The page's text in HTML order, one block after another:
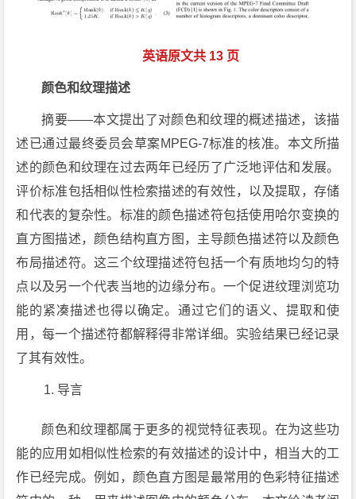
英语原文共 13 页
颜色和纹理描述
摘要——本文提出了对颜色和纹理的概述描述，该描
述已通过最终委员会草案MPEG-7标准的核准。本文所描
述的颜色和纹理在过去两年已经历了广泛地评估和发展。
评价标准包括相似性检索描述的有效性，以及提取，存储
和代表的复杂性。标准的颜色描述符包括使用哈尔变换的
直方图描述，颜色结构直方图，主导颜色描述符以及颜色
布局描述符。这三个纹理描述符包括一个有质地均匀的特
点以及另一个代表当地的边缘分布。一个促进纹理浏览功
能的紧凑描述也得以确定。通过它们的语义、提取和使
用，每一个描述符都解释得非常详细。实验结果已经记录
了其有效性。
导言
颜色和纹理都属于更多的视觉特征表现。在为这些功
能的应用如相似性检索的有效描述的设计中，相当大的工
作已经完成。例如，颜色直方图是最常用的色彩特征描述